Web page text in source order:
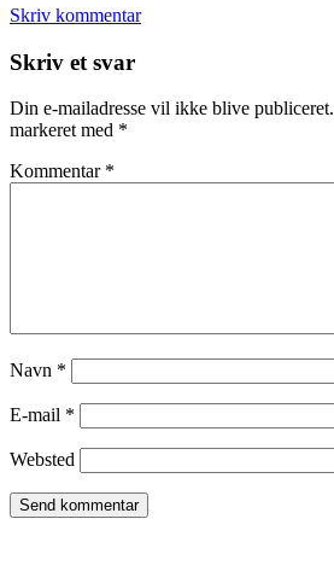
Skriv kommentar
Læserinteraktioner
Skriv et svar
Din e-mailadresse vil ikke blive publiceret.
markeret med *
Kommentar *
Navn *
E-mail *
Websted